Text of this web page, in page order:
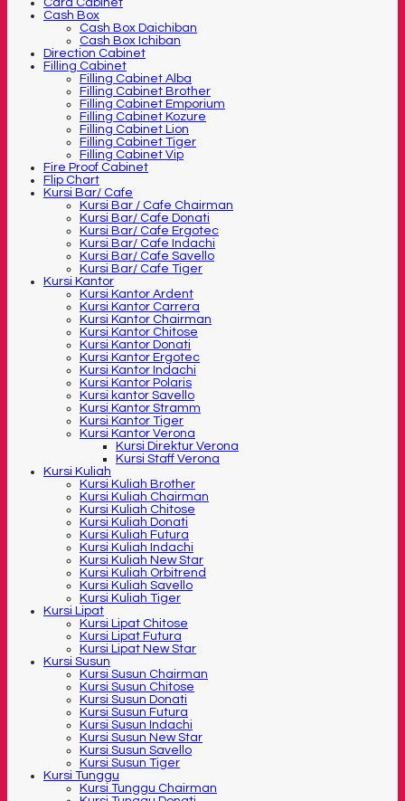
Card Cabinet
Cash Box
Cash Box Daichiban
Cash Box Ichiban
Direction Cabinet
Filling Cabinet
Filling Cabinet Alba
Filling Cabinet Brother
Filling Cabinet Emporium
Filling Cabinet Kozure
Filling Cabinet Lion
Filling Cabinet Tiger
Filling Cabinet Vip
Fire Proof Cabinet
Flip Chart
Kursi Bar/ Cafe
Kursi Bar / Cafe Chairman
Kursi Bar/ Cafe Donati
Kursi Bar/ Cafe Ergotec
Kursi Bar/ Cafe Indachi
Kursi Bar/ Cafe Savello
Kursi Bar/ Cafe Tiger
Kursi Kantor
Kursi Kantor Ardent
Kursi Kantor Carrera
Kursi Kantor Chairman
Kursi Kantor Chitose
Kursi Kantor Donati
Kursi Kantor Ergotec
Kursi Kantor Indachi
Kursi Kantor Polaris
Kursi kantor Savello
Kursi Kantor Stramm
Kursi Kantor Tiger
Kursi Kantor Verona
Kursi Direktur Verona
Kursi Staff Verona
Kursi Kuliah
Kursi Kuliah Brother
Kursi Kuliah Chairman
Kursi Kuliah Chitose
Kursi Kuliah Donati
Kursi Kuliah Futura
Kursi Kuliah Indachi
Kursi Kuliah New Star
Kursi Kuliah Orbitrend
Kursi Kuliah Savello
Kursi Kuliah Tiger
Kursi Lipat
Kursi Lipat Chitose
Kursi Lipat Futura
Kursi Lipat New Star
Kursi Susun
Kursi Susun Chairman
Kursi Susun Chitose
Kursi Susun Donati
Kursi Susun Futura
Kursi Susun Indachi
Kursi Susun New Star
Kursi Susun Savello
Kursi Susun Tiger
Kursi Tunggu
Kursi Tunggu Chairman